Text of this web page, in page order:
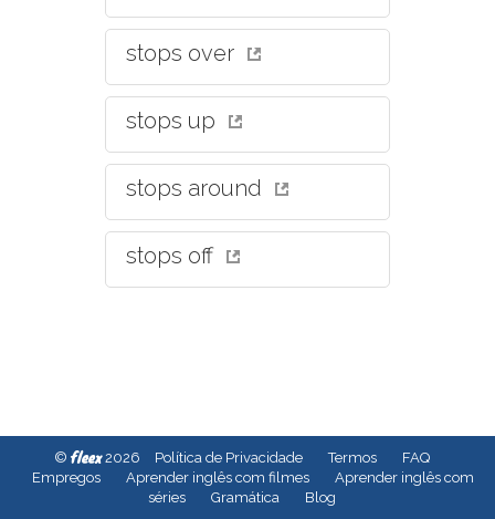
stops over
stops up
stops around
stops off
© fleex2026 Política de Privacidade Termos
FAQ
Empregos
Aprender inglês com filmes
Aprender inglês com
séries
Gramática Blog